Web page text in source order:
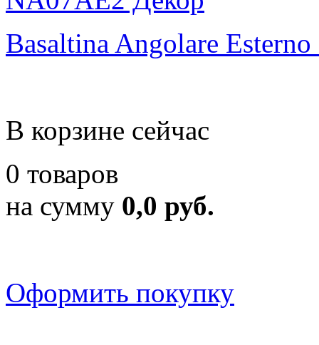
Basaltina Angolare
В корзине сейчас
0 товаров
на сумму 0,0 руб.
Оформить покупку